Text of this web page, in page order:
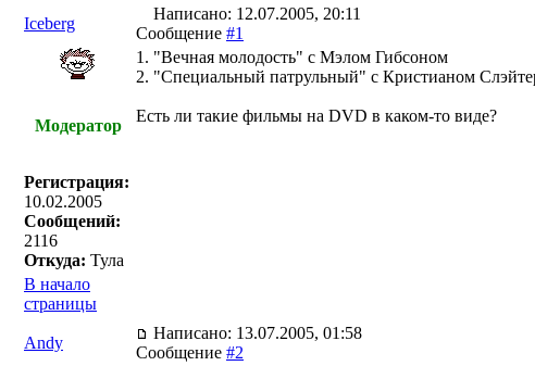
Iceberg
Написано: 12.07.2005, 20:11
Сообщение #1
Модератор
Регистрация:
10.02.2005
Сообщений:
2116
Откуда: Тула
1. "Вечная молодость" с Мэлом Гибсоном
2. "Специальный патрульный" с Кристианом
Есть ли такие фильмы на DVD в каком-то виде?
В начало
страницы
Andy
Написано: 13.07.2005, 01:58
Сообщение #2